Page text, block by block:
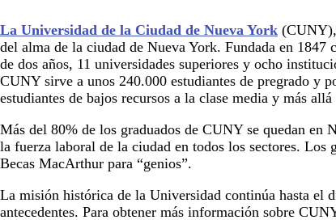
La Universidad de la Ciudad de Nueva York
del alma de la ciudad de Nueva York. Fundada en
de dos años, 11 universidades superiores y ocho
CUNY sirve a unos 240.000 estudiantes de pregrado y
estudiantes de bajos recursos a la clase media y más
Más del 80% de los graduados de CUNY se quedan
la fuerza laboral de la ciudad en todos los sectores.
Becas MacArthur para “genios”.
La misión histórica de la Universidad continúa hasta el
antecedentes. Para obtener más información sobre